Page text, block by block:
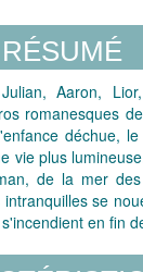
RÉSUMÉ
Aaron,
romanesques
déchue,
vie plus
de la mer
se
en fin